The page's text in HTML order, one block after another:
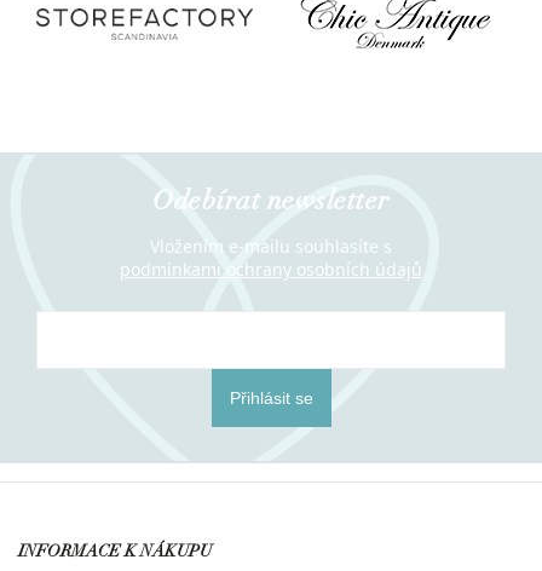
Odebírat newsletter
Vložením e-mailu souhlasíte s
podmínkami ochrany osobních údajů
Přihlásit se
INFORMACE K NÁKUPU